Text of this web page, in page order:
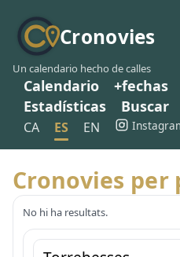
Cronovies
Un calendario hecho de calles
Calendario +fechas
Estadísticas
Buscar
CA ES EN
Cronovies per
No hi ha resultats.